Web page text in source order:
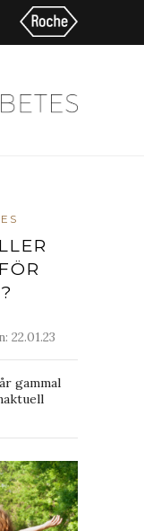
22.01.23
gammal